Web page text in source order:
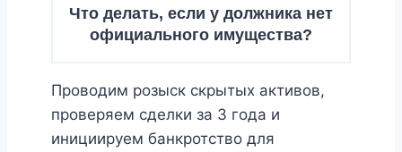
Что делать, если у должника нет
официального имущества?
Проводим розыск скрытых активов,
проверяем сделки за 3 года и
инициируем банкротство для